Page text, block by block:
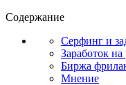
Содержание
Серфинг и
Заработок
Биржа
Мнение